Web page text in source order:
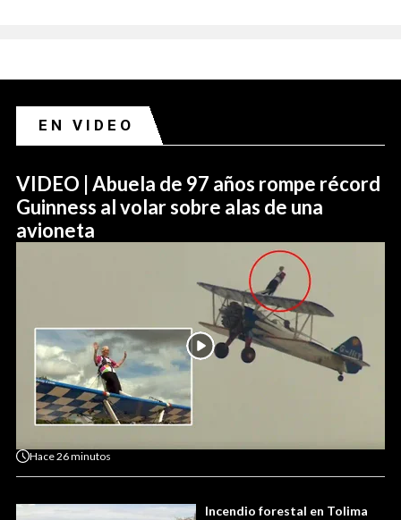
EN VIDEO
VIDEO | Abuela de 97 años rompe récord
Guinness al volar sobre alas de una
avioneta
Hace26 minutos
Incendio forestal en Tolima